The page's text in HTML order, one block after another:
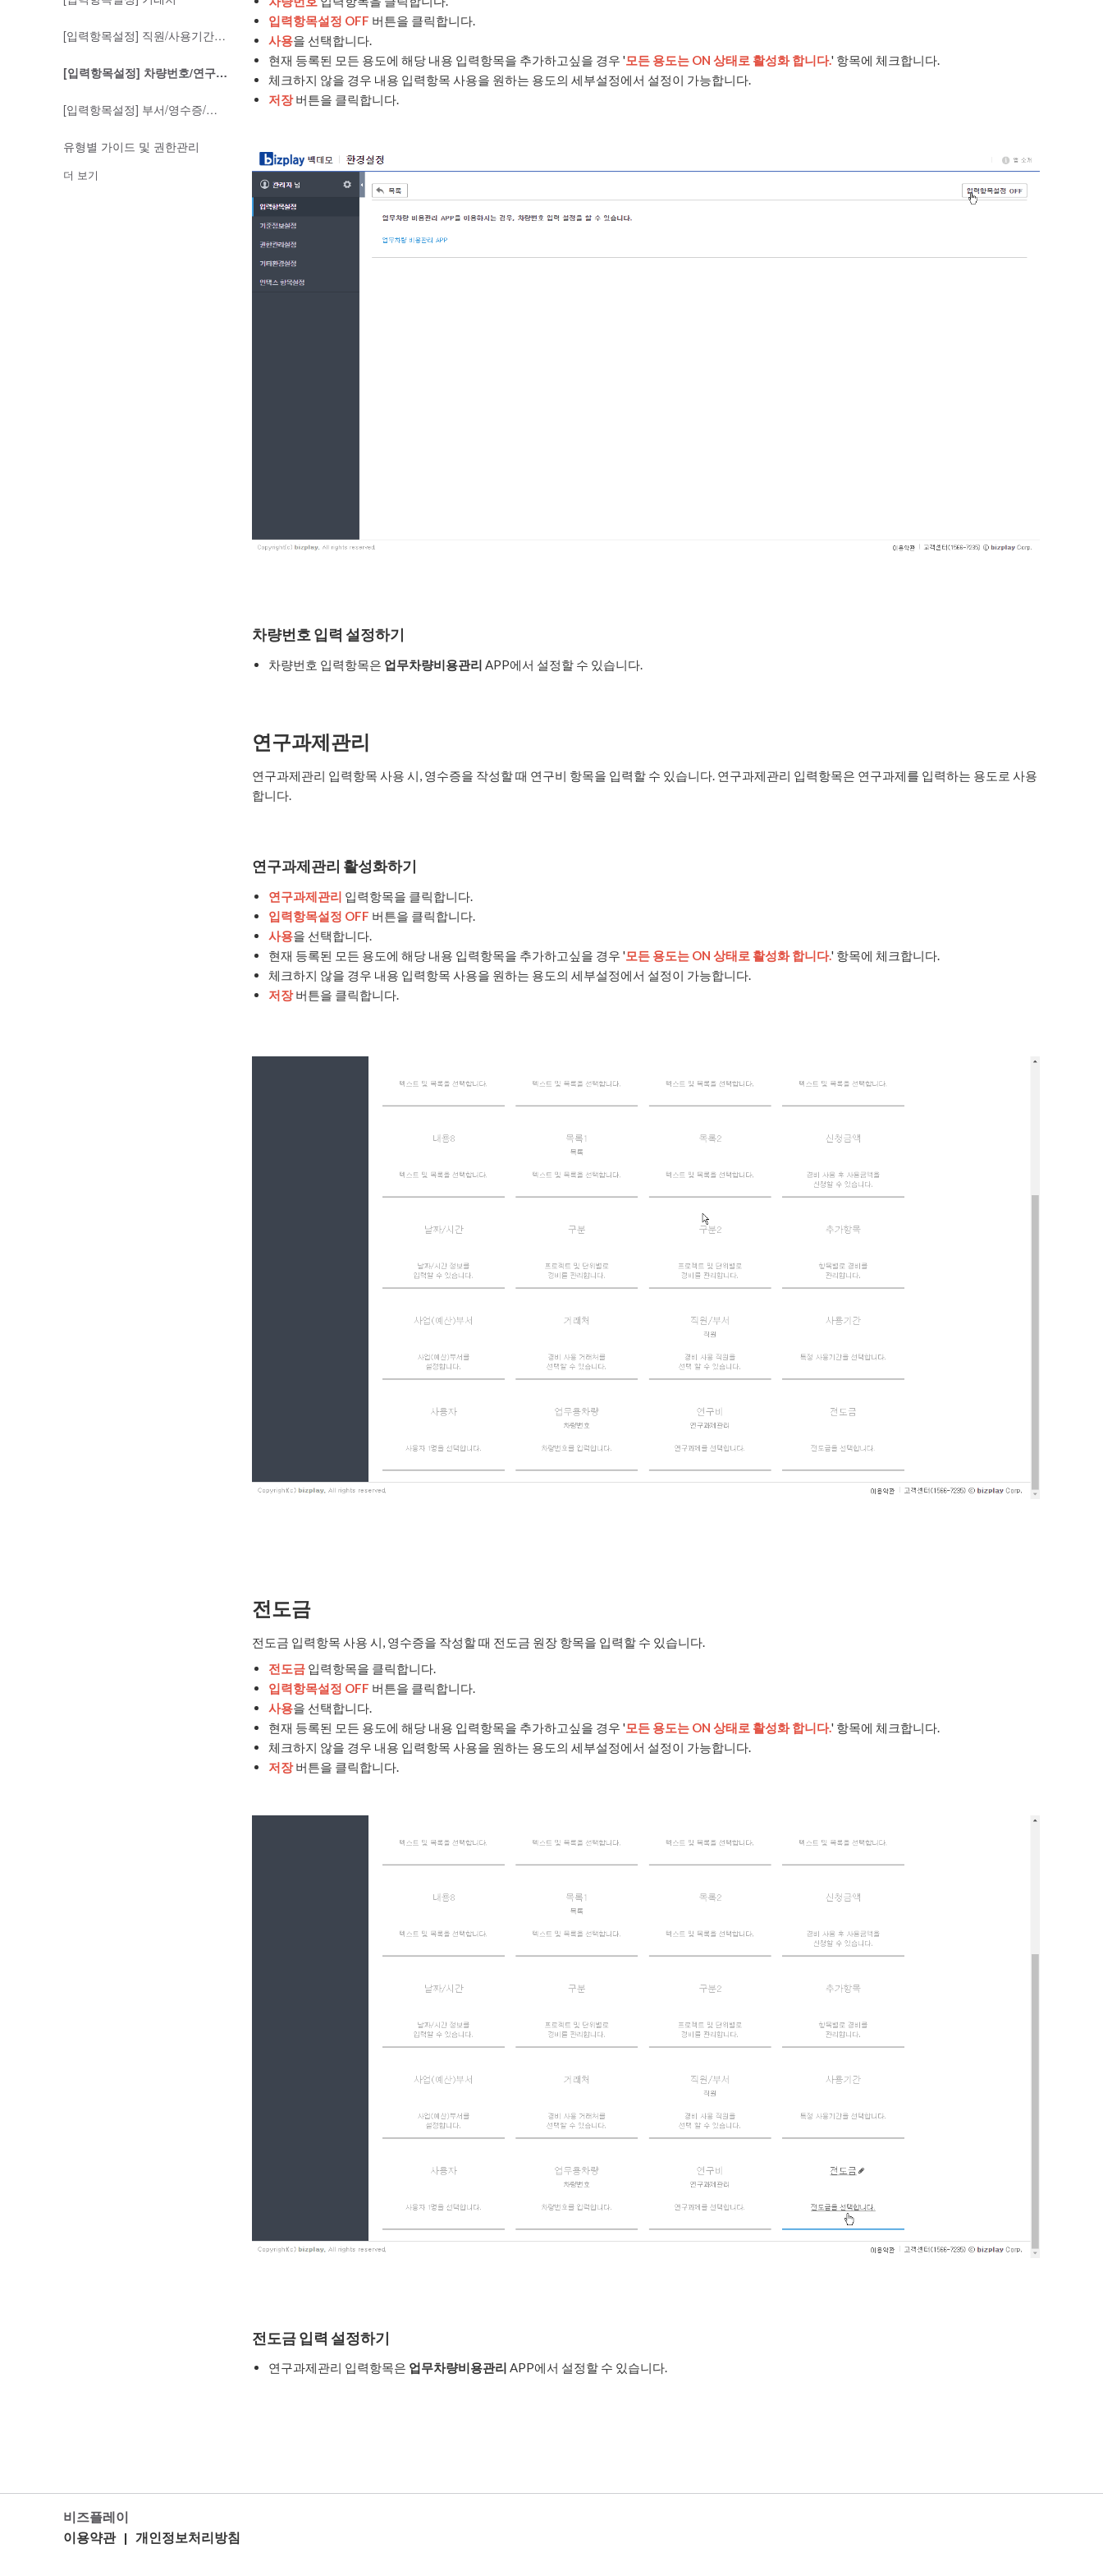
입력항목설정 OFF 버튼을 클릭합니다.
사용을 선택합니다.
현재 등록된 모든 용도에 해당 내용 입력항목을 추가하고싶을 경우 '모든 용도는 ON 상태로 활성화 합니다.' 항목에 체크합니다.
체크하지 않을 경우 내용 입력항목 사용을 원하는 용도의 세부설정에서 설정이 가능합니다.
저장버튼을 클릭합니다.
차량번호 입력 설정하기
차량번호 입력항목은 업무차량비용관리 APP에서 설정할 수 있습니다.
연구과제관리
연구과제관리 입력항목 사용 시, 영수증을 작성할 때 연구비 항목을 입력할 수 있습니다. 연구과제관리 입력항목은 연구과제를 입력하는 용도로 사용
합니다.
연구과제관리 활성화하기
연구과제관리 입력항목을 클릭합니다.
입력항목설정 OFF 버튼을 클릭합니다.
사용을 선택합니다.
현재 등록된 모든 용도에 해당 내용 입력항목을 추가하고싶을 경우 '모든 용도는 ON 상태로 활성화 합니다.' 항목에 체크합니다.
체크하지 않을 경우 내용 입력항목 사용을 원하는 용도의 세부설정에서 설정이 가능합니다.
저장버튼을 클릭합니다.
전도금
전도금 입력항목 사용 시, 영수증을 작성할 때 전도금 원장 항목을 입력할 수 있습니다.
전도금 입력항목을 클릭합니다.
입력항목설정 OFF 버튼을 클릭합니다.
사용을 선택합니다.
현재 등록된 모든 용도에 해당 내용 입력항목을 추가하고싶을 경우 '모든 용도는 ON 상태로 활성화 합니다.' 항목에 체크합니다.
체크하지 않을 경우 내용 입력항목 사용을 원하는 용도의 세부설정에서 설정이 가능합니다.
저장버튼을 클릭합니다.
전도금 입력 설정하기
연구과제관리 입력항목은 업무차량비용관리 APP에서 설정할 수 있습니다.
[입력항목설정] 직원/사용기간/사용자
[입력항목설정] 차량번호/연구과제관리/전도금
[입력항목설정] 부서/영수증/지급계좌
유형별 가이드 및 권한관리
더 보기
비즈플레이
이용약관| 개인정보처리방침